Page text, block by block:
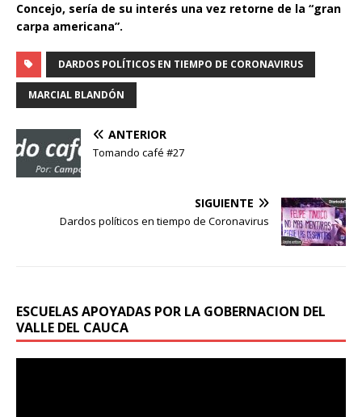
Concejo, sería de su interés una vez retorne de la “gran
carpa americana”.
DARDOS POLÍTICOS EN TIEMPO DE CORONAVIRUS
MARCIAL BLANDÓN
ANTERIOR
Tomando café #27
SIGUIENTE
Dardos políticos en tiempo de Coronavirus
ESCUELAS APOYADAS POR LA GOBERNACION DEL
VALLE DEL CAUCA